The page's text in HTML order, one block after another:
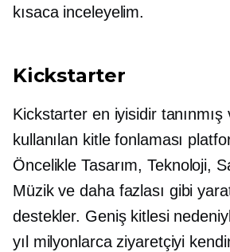
kısaca inceleyelim.
Kickstarter
Kickstarter en iyisidir tanınmış
kullanılan kitle fonlaması
Öncelikle Tasarım, Teknoloji,
Müzik ve daha fazlası gibi
destekler. Geniş kitlesi
yıl milyonlarca ziyaretçiyi